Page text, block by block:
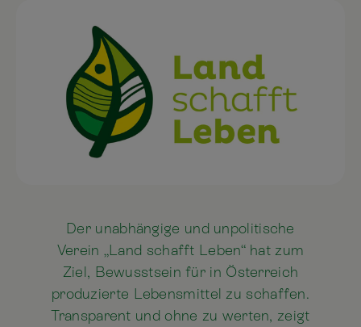
Der unabhängige und unpolitische
Verein „Land schafft Leben“ hat zum
Ziel, Bewusstsein für in Österreich
produzierte Lebensmittel zu schaffen.
Transparent und ohne zu werten, zeigt